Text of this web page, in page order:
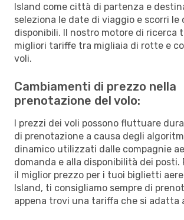
Island come città di partenza e
seleziona le date di viaggio e scorri le
disponibili. Il nostro motore di ricerca
migliori tariffe tra migliaia di rotte e
voli.
Cambiamenti di prezzo nella
prenotazione del volo:
I prezzi dei voli possono fluttuare
di prenotazione a causa degli
dinamico utilizzati dalle compagnie
domanda e alla disponibilità dei posti.
il miglior prezzo per i tuoi biglietti
Island, ti consigliamo sempre di
appena trovi una tariffa che si adatta